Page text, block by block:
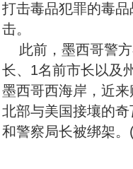
打击毒品犯罪的毒
击。
此前，墨西哥警
长、1名前市长以及
墨西哥西海岸，近
北部与美国接壤的
和警察局长被绑架